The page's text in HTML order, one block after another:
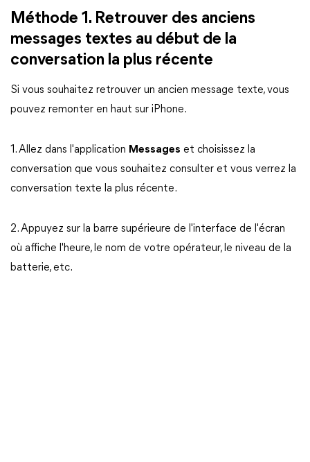
Méthode 1. Retrouver des anciens
messages textes au début de la
conversation la plus récente
Si vous souhaitez retrouver un ancien message texte, vous
pouvez remonter en haut sur iPhone.
1. Allez dans l'application Messages et choisissez la
conversation que vous souhaitez consulter et vous verrez la
conversation texte la plus récente.
2. Appuyez sur la barre supérieure de l'interface de l'écran
où affiche l'heure, le nom de votre opérateur, le niveau de la
batterie, etc.